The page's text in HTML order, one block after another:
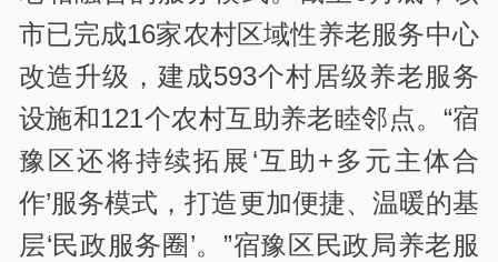
市已完成16家农村区域性养老服务中心
改造升级，建成593个村居级养老服务
设施和121个农村互助养老睦邻点。“宿
豫区还将持续拓展‘互助+多元主体合
作’服务模式，打造更加便捷、温暖的基
层‘民政服务圈’。”宿豫区民政局养老服